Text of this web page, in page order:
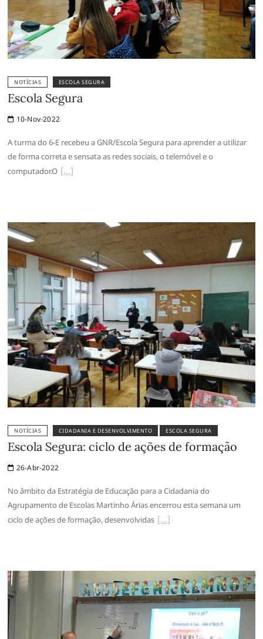
NOTÍCIAS ESCOLA SEGURA
Escola Segura
10-Nov-2022
A turma do 6-E recebeu a GNR/Escola Segura para aprender a utilizar
de forma correta e sensata as redes sociais, o telemóvel e o
computador.O
NOTÍCIAS CIDADANIA E DESENVOLVIMENTO ESCOLA SEGURA
Escola Segura: ciclo de ações de formação
26-Abr-2022
No âmbito da Estratégia de Educação para a Cidadania do
Agrupamento de Escolas Martinho Árias encerrou esta semana um
ciclo de ações de formação, desenvolvidas